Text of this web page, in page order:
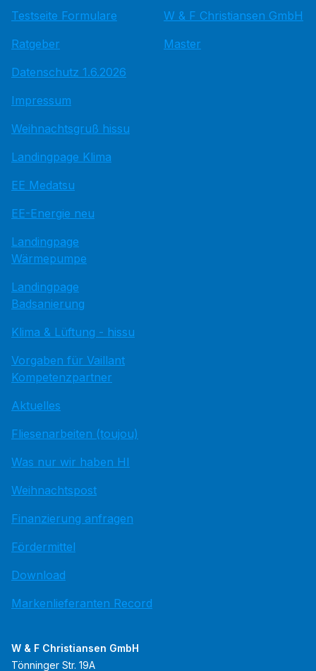
Testseite Formulare
Ratgeber
Datenschutz 1.6.2026
Impressum
Weihnachtsgruß hissu
Landingpage Klima
EE Medatsu
EE-Energie neu
Landingpage
Wärmepumpe
Landingpage
Badsanierung
Klima & Lüftung - hissu
Vorgaben für Vaillant
Kompetenzpartner
Aktuelles
Fliesenarbeiten (toujou)
Was nur wir haben HI
Weihnachtspost
Finanzierung anfragen
Fördermittel
Download
Markenlieferanten Record
W & F Christiansen GmbH
Master
W & F Christiansen GmbH
Tönninger Str. 19A